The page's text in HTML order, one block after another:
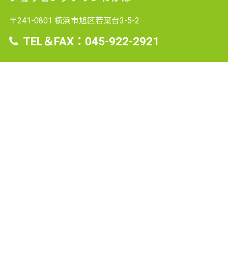
〒241-0801 横浜市旭区若葉台3-5-2
TEL＆FAX：045-922-2921